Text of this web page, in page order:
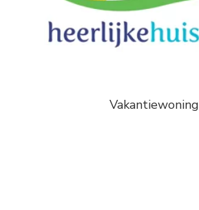
Vakantiewoning